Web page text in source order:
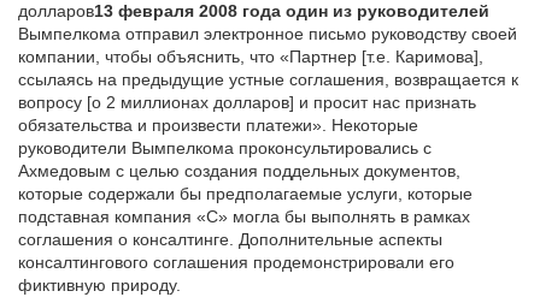
долларов13 февраля 2008 года один из руководителей
Вымпелкома отправил электронное письмо руководству своей
компании, чтобы объяснить, что «Партнер [т.е. Каримова],
ссылаясь на предыдущие устные соглашения, возвращается к
вопросу [о 2 миллионах долларов] и просит нас признать
обязательства и произвести платежи». Некоторые
руководители Вымпелкома проконсультировались с
Ахмедовым с целью создания поддельных документов,
которые содержали бы предполагаемые услуги, которые
подставная компания «C» могла бы выполнять в рамках
соглашения о консалтинге. Дополнительные аспекты
консалтингового соглашения продемонстрировали его
фиктивную природу.